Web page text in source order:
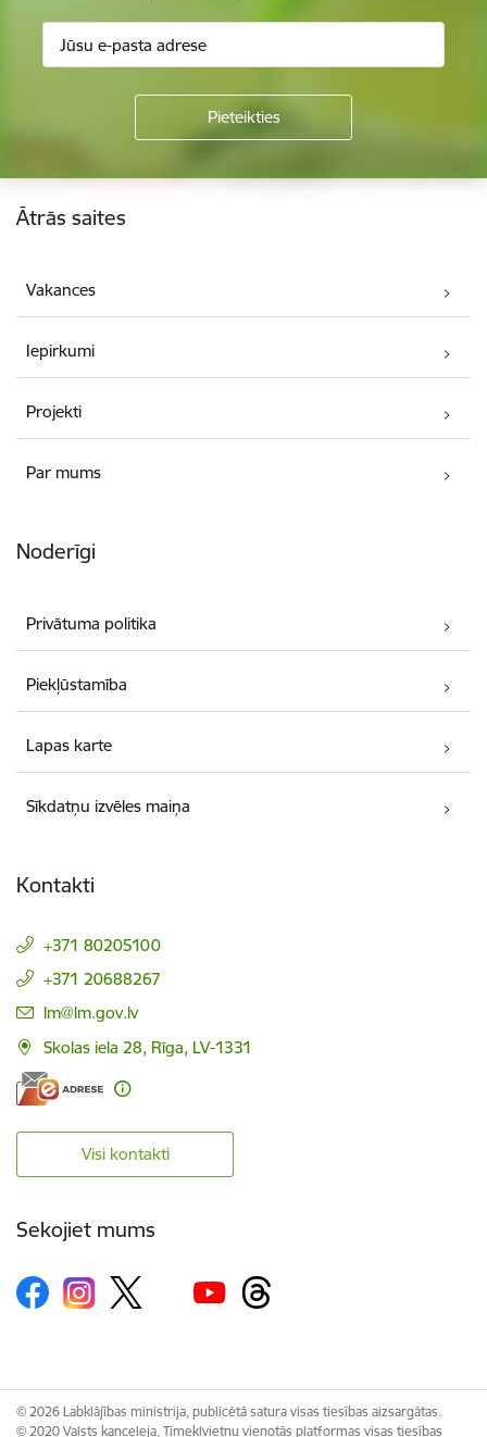
Kājene
Ātrās saites
Vakances
Iepirkumi
Projekti
Par mums
Noderīgi
Privātuma politika
Piekļūstamība
Lapas karte
Sīkdatņu izvēles maiņa
Kontakti
+371 80205100
+371 20688267
E-pasts:
lm@lm.gov.lv
Skolas iela 28, Rīga, LV-1331
Visi kontakti
Sekojiet mums
© 2026 Labklājības ministrija, publicētā satura visas tiesības aizsargātas.
© 2020 Valsts kanceleja, Tīmekļvietņu vienotās platformas visas tiesības